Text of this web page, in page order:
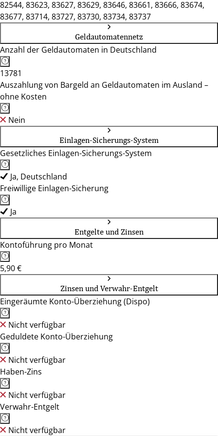
82544, 83623, 83627, 83629, 83646, 83661, 83666, 83674,
83677, 83714, 83727, 83730, 83734, 83737
Geldautomatennetz
Anzahl der Geldautomaten in Deutschland
13781
Auszahlung von Bargeld an Geldautomaten im Ausland –
ohne Kosten
Nein
Einlagen-Sicherungs-System
Gesetzliches Einlagen-Sicherungs-System
Ja, Deutschland
Freiwillige Einlagen-Sicherung
Ja
Entgelte und Zinsen
Kontoführung pro Monat
5,90 €
Zinsen und Verwahr-Entgelt
Eingeräumte Konto-Überziehung (Dispo)
Nicht verfügbar
Geduldete Konto-Überziehung
Nicht verfügbar
Haben-Zins
Nicht verfügbar
Verwahr-Entgelt
Nicht verfügbar